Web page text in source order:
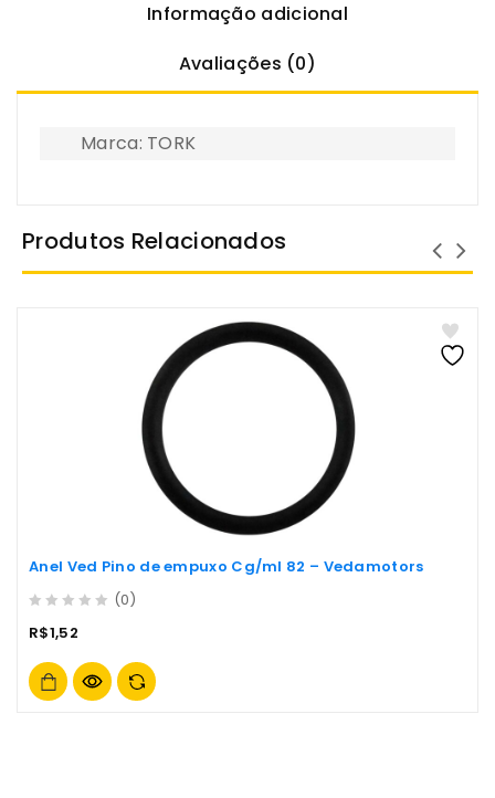
Informação adicional
Avaliações (0)
Marca: TORK
Produtos Relacionados
Anel Ved Pino de empuxo Cg/ml 82 – Vedamotors
out
5
(0)
R$1,52